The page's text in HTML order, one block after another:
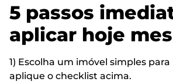
5 passos
aplicar hoje
1) Escolha um imóvel simples
aplique o checklist acima.